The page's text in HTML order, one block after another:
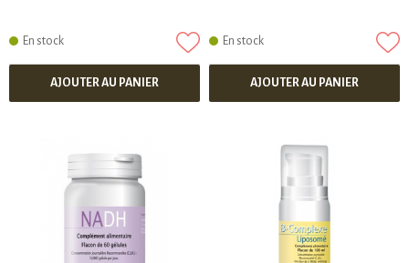
En stock
AJOUTER AU PANIER
En stock
AJOUTER AU PANIER